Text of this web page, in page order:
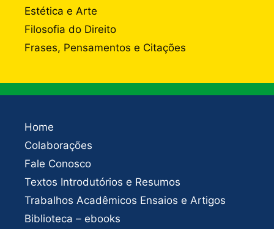
Estética e Arte
Filosofia do Direito
Frases, Pensamentos e Citações
Home
Colaborações
Fale Conosco
Textos Introdutórios e Resumos
Trabalhos Acadêmicos Ensaios e Artigos
Biblioteca – ebooks